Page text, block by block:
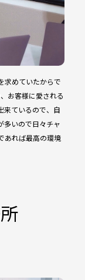
求めていたからで
お客様に愛される
来ているので、自
多いので日々チャ
あれば最高の環境